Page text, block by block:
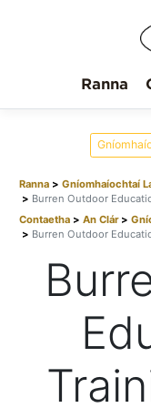
Ranna
Ranna Gníomhaíochtaí
Burren Outdoor
Contaetha
An Clár
Burren Outdoor